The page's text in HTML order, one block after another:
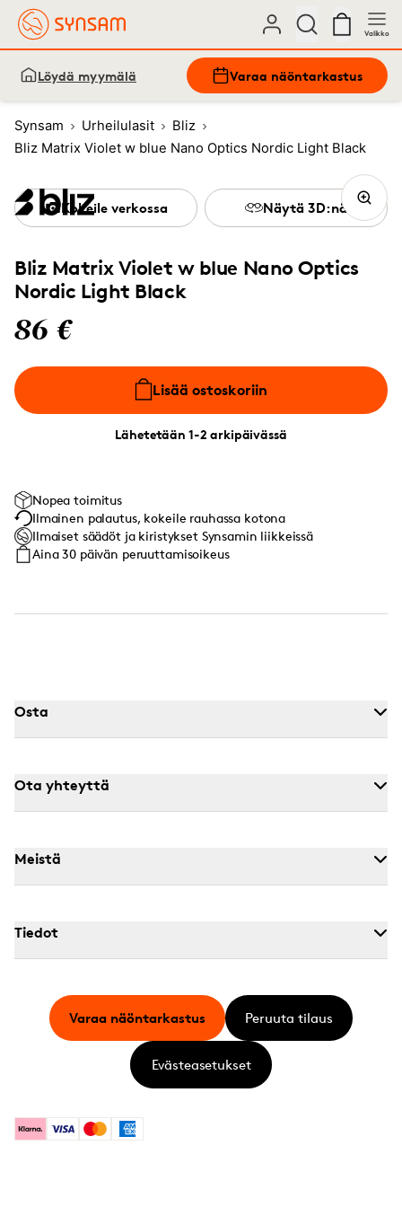
Valikko
Löydä myymälä Varaa näöntarkastus
Synsam Urheilulasit
Bliz
Bliz Matrix Violet w blue Nano Optics Nordic Light Black
Bliz Matrix Violet w blue Nano Optics
Nordic Light Black
86 €
Lisää ostoskoriin
Lähetetään 1-2 arkipäivässä
Kokeile verkossa Näytä 3D:nä
Nopea toimitus
Ilmainen palautus, kokeile rauhassa kotona
Ilmaiset säädöt ja kiristykset Synsamin liikkeissä
Aina 30 päivän peruuttamisoikeus
Osta
Ota yhteyttä
Meistä
Tiedot
KlarnaVisa MastercardAmerican Express
Varaa näöntarkastus Peruuta tilaus
Evästeasetukset